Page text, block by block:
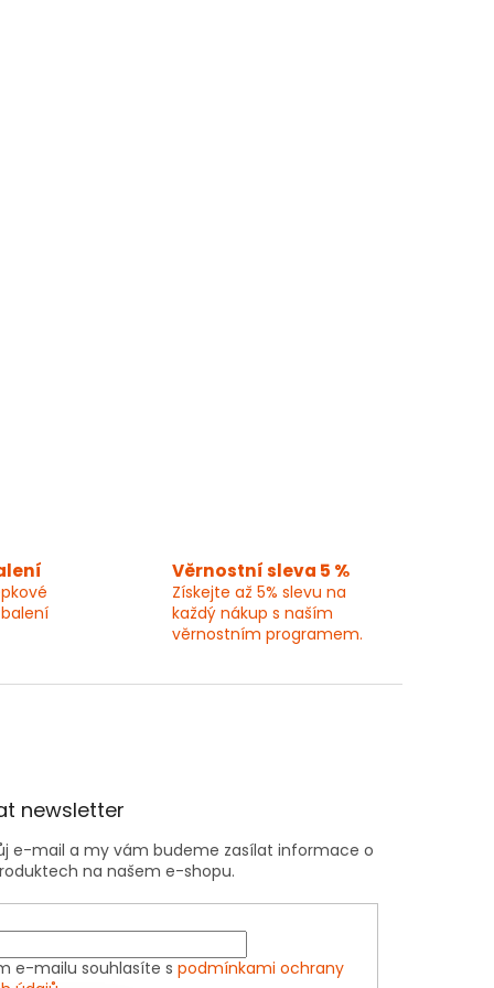
Věrnostní sleva 5 %
Získejte až 5% slevu na
každý nákup s naším
věrnostním programem.
newsletter
e-mail a my vám budeme zasílat informace o
na našem e-shopu.
e-mailu souhlasíte spodmínkami ochrany